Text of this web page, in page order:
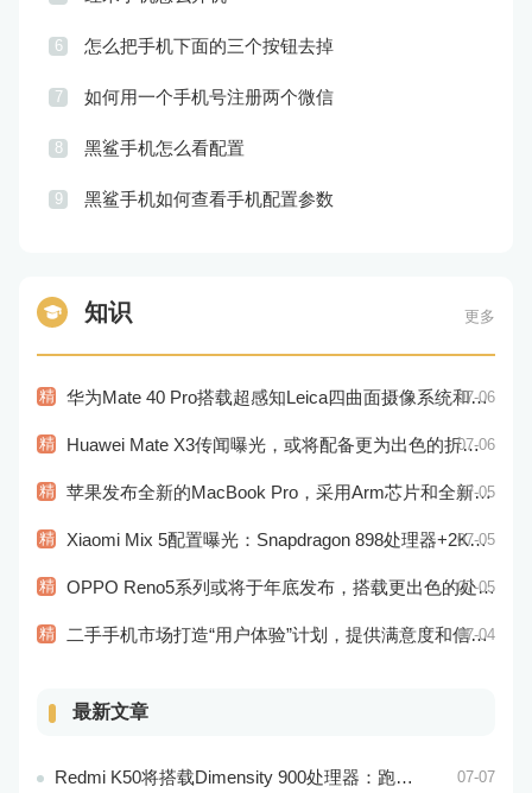
6 怎么把手机下面的三个按钮去掉
7 如何用一个手机号注册两个微信
8 黑鲨手机怎么看配置
9 黑鲨手机如何查看手机配置参数
知识 更多
精 华为Mate 40 Pro搭载超感知Leica四曲面摄像系统和麒麟9000E处理器07-06
精 Huawei Mate X3传闻曝光，或将配备更为出色的折叠屏幕和相机07-06
精 苹果发布全新的MacBook Pro，采用Arm芯片和全新的设计风格！07-05
精 Xiaomi Mix 5配置曝光：Snapdragon 898处理器+2K屏幕07-05
精 OPPO Reno5系列或将于年底发布，搭载更出色的处理器和相机系统07-05
精 二手手机市场打造“用户体验”计划，提供满意度和信任度的用户体验07-04
最新文章
Redmi K50将搭载Dimensity 900处理器：跑分过万 07-07